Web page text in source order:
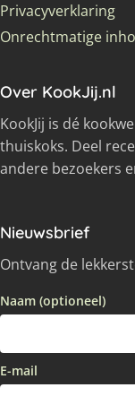
Privacyverklaring
Onrechtmatige
Over KookJij.nl
KookJij is dé
thuiskoks. Deel
andere bezoekers
Nieuwsbrief
Ontvang de
Naam (optioneel)
E-mail